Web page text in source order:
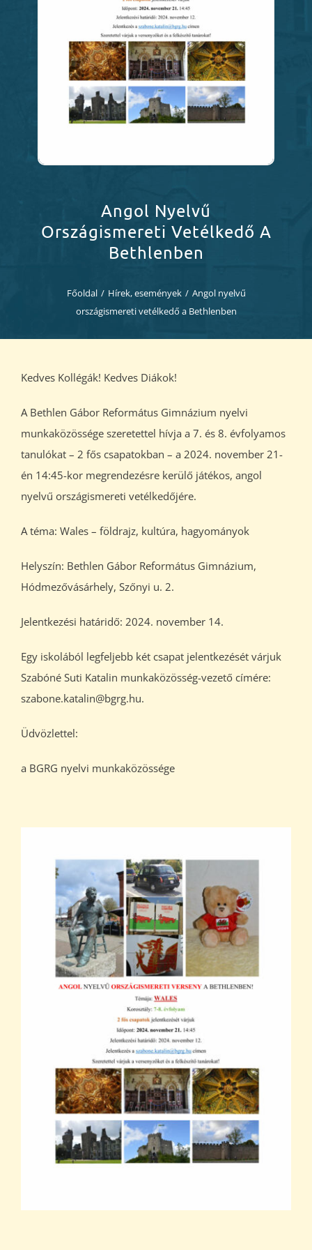
Dokumentumok
Angol Nyelvű
Országismereti Vetélkedő A
Bethlenben
Főoldal / Hírek, események / Angol nyelvű
országismereti vetélkedő a Bethlenben
Kedves Kollégák! Kedves Diákok!
A Bethlen Gábor Református Gimnázium nyelvi
munkaközössége szeretettel hívja a 7. és 8. évfolyamos
tanulókat – 2 fős csapatokban – a 2024. november 21-
én 14:45-kor megrendezésre kerülő játékos, angol
nyelvű országismereti vetélkedőjére.
A téma: Wales – földrajz, kultúra, hagyományok
Helyszín: Bethlen Gábor Református Gimnázium,
Hódmezővásárhely, Szőnyi u. 2.
Jelentkezési határidő: 2024. november 14.
Egy iskolából legfeljebb két csapat jelentkezését várjuk
Szabóné Suti Katalin munkaközösség-vezető címére:
szabone.katalin@bgrg.hu.
Üdvözlettel:
a BGRG nyelvi munkaközössége